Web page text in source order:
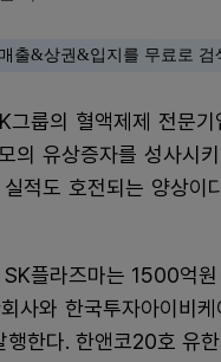
출&상권&입지를 무료로 검
룹의 혈액제제 전문
의 유상증자를 성사시
적도 호전되는 양상
플라즈마는 1500억
사와 한국투자아이비
행한다. 한앤코20호